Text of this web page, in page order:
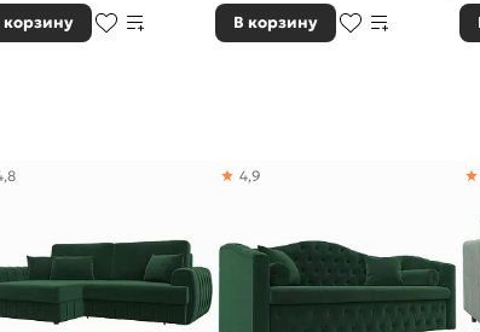
корзину В корзину
4,9